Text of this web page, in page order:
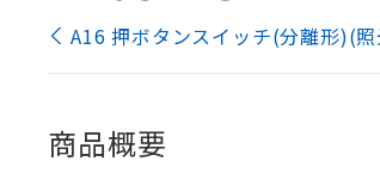
A16 押ボタンスイッチ(分離形)(
商品概要